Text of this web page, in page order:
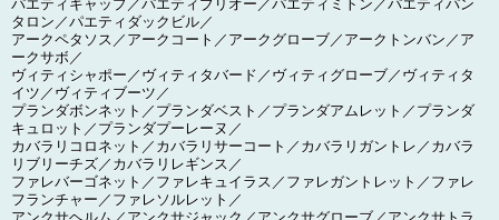
パエティキャップ／パエティブリオー／パエティミトン／パエティパン
タロン／パエティダックビル／
アークペタソス／アークコート／アークグローブ／アークトンバン／ア
ークサボ／
ヴィティシャポー／ヴィティタバード／ヴィティグローブ／ヴィティタ
イツ／ヴィティブーツ／
プランダボンネット／プランダベスト／プランダアムレット／プランダ
キュロット／プランダプーレーヌ／
カバラリコロネット／カバラリサーコート／カバラリガントレ／カバラ
リブリーチズ／カバラリレギンス／
ファレバーゴネット／ファレキュイラス／ファレガントレット／ファレ
フランチャー／ファレソルレット／